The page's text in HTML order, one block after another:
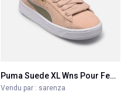
Puma Suede XL Wns Pour Femme
Vendu par : sarenza